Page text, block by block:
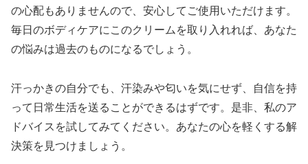
の心配もありませんので、安心してご使用いただけます。
毎日のボディケアにこのクリームを取り入れれば、あなた
の悩みは過去のものになるでしょう。
汗っかきの自分でも、汗染みや匂いを気にせず、自信を持
って日常生活を送ることができるはずです。是非、私のア
ドバイスを試してみてください。あなたの心を軽くする解
決策を見つけましょう。